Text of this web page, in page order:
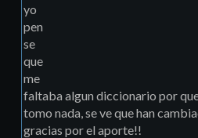
yo
pen
se
que
me
faltaba algun diccionario por
tomo nada, se ve que han
gracias por el aporte!!